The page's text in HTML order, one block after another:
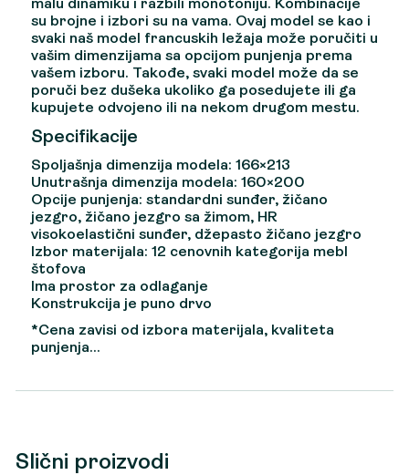
malu dinamiku i razbili monotoniju. Kombinacije
su brojne i izbori su na vama. Ovaj model se kao i
svaki naš model francuskih ležaja može poručiti u
vašim dimenzijama sa opcijom punjenja prema
vašem izboru. Takođe, svaki model može da se
poruči bez dušeka ukoliko ga posedujete ili ga
kupujete odvojeno ili na nekom drugom mestu.
Specifikacije
Spoljašnja dimenzija modela: 166×213
Unutrašnja dimenzija modela: 160×200
Opcije punjenja: standardni sunđer, žičano
jezgro, žičano jezgro sa žimom, HR
visokoelastični sunđer, džepasto žičano jezgro
Izbor materijala: 12 cenovnih kategorija mebl
štofova
Ima prostor za odlaganje
Konstrukcija je puno drvo
*Cena zavisi od izbora materijala, kvaliteta
punjenja…
Slični proizvodi